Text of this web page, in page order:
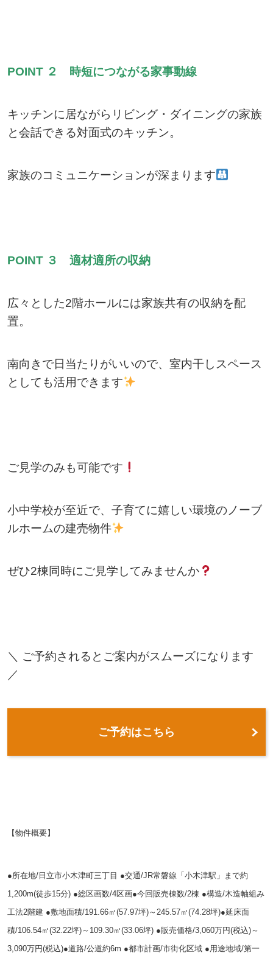
POINT ２ 時短につながる家事動線
キッチンに居ながらリビング・ダイニングの家族
と会話できる対面式のキッチン。
家族のコミュニケーションが深まります
POINT ３ 適材適所の収納
広々とした2階ホールには家族共有の収納を配
置。
南向きで日当たりがいいので、室内干しスペース
としても活用できます
ご見学のみも可能です
小中学校が至近で、子育てに嬉しい環境のノーブ
ルホームの建売物件
ぜひ2棟同時にご見学してみませんか
＼ ご予約されるとご案内がスムーズになります
／
ご予約はこちら
【物件概要】
●所在地/日立市小木津町三丁目 ●交通/JR常磐線「小木津駅」まで約
1,200m(徒歩15分) ●総区画数/4区画●今回販売棟数/2棟 ●構造/木造軸組み
工法2階建 ●敷地面積/191.66㎡(57.97坪)～245.57㎡(74.28坪)●延床面
積/106.54㎡(32.22坪)～109.30㎡(33.06坪) ●販売価格/3,060万円(税込)～
3,090万円(税込)●道路/公道約6m ●都市計画/市街化区域 ●用途地域/第一